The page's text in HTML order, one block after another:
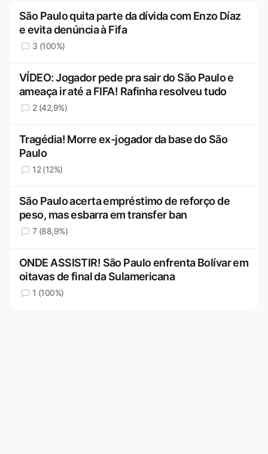
São Paulo quita parte da dívida com Enzo Díaz
e evita denúncia à Fifa
3 (100%)
VÍDEO: Jogador pede pra sair do São Paulo e
ameaça ir até a FIFA! Rafinha resolveu tudo
2 (42,9%)
Tragédia! Morre ex-jogador da base do São
Paulo
12 (12%)
São Paulo acerta empréstimo de reforço de
peso, mas esbarra em transfer ban
7 (88,9%)
ONDE ASSISTIR! São Paulo enfrenta Bolívar em
oitavas de final da Sulamericana
1 (100%)